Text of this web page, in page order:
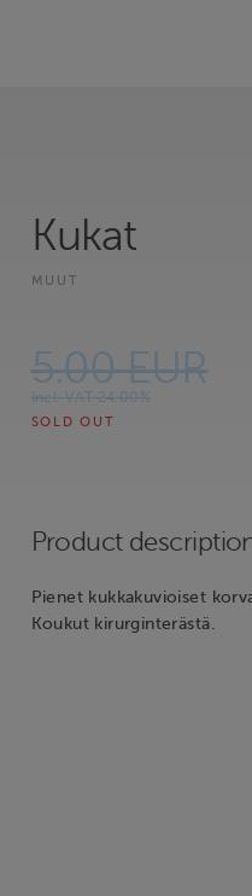
Kukat
MUUT
5.00 EUR
Incl. VAT 24.00%
SOLD OUT
Product
Pienet kukkakuvioiset
Koukut kirurginterästä.